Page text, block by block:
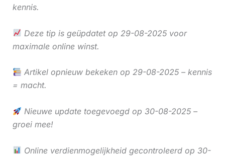
kennis.
Deze tip is geüpdatet op 29-08-2025 voor
maximale online winst.
Artikel opnieuw bekeken op 29-08-2025 – kennis
= macht.
Nieuwe update toegevoegd op 30-08-2025 –
groei mee!
Online verdienmogelijkheid gecontroleerd op 30-